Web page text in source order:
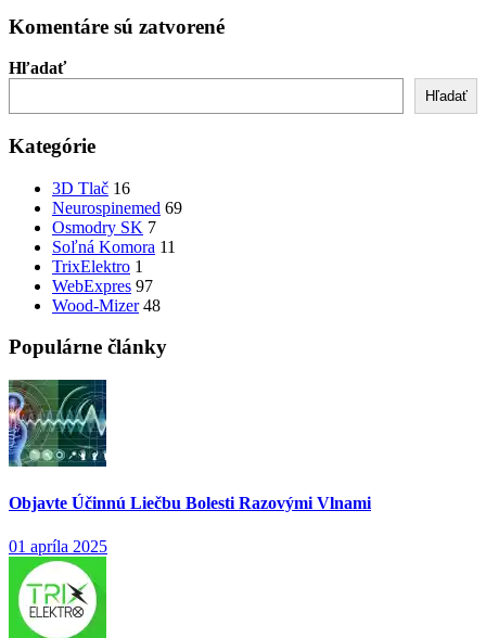
Komentáre sú zatvorené
Hľadať
Hľadať
Kategórie
3D Tlač 16
Neurospinemed 69
Osmodry SK 7
Soľná Komora 11
TrixElektro 1
WebExpres 97
Wood-Mizer 48
Populárne články
Objavte Účinnú Liečbu Bolesti Razovými Vlnami
01 apríla 2025